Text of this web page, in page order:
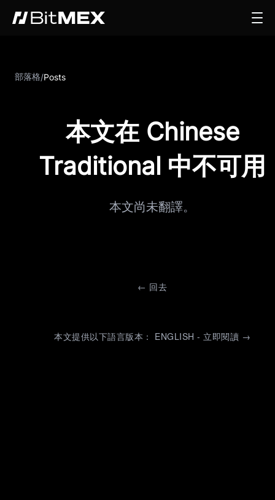
部落格/Posts
本文在 Chinese
Traditional 中不可用
本文尚未翻譯。
← 回去
本文提供以下語言版本： ENGLISH - 立即閱讀 →